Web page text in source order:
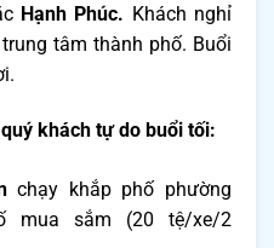
Hạnh Phúc. Khách nghỉ
tâm thành phố. Buổi
khách tự do buổi tối:
chạy khắp phố phường
mua sắm (20 tệ/xe/2